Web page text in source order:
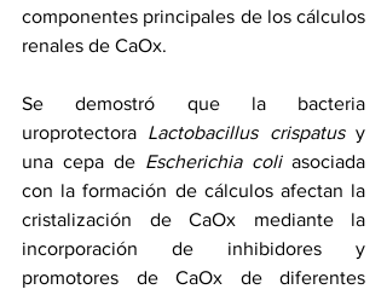
componentes principales de los cálculos
renales de CaOx.
Se demostró que la bacteria
uroprotectora Lactobacillus crispatus y
una cepa de Escherichia coli asociada
con la formación de cálculos afectan la
cristalización de CaOx mediante la
incorporación de inhibidores y
promotores de CaOx de diferentes